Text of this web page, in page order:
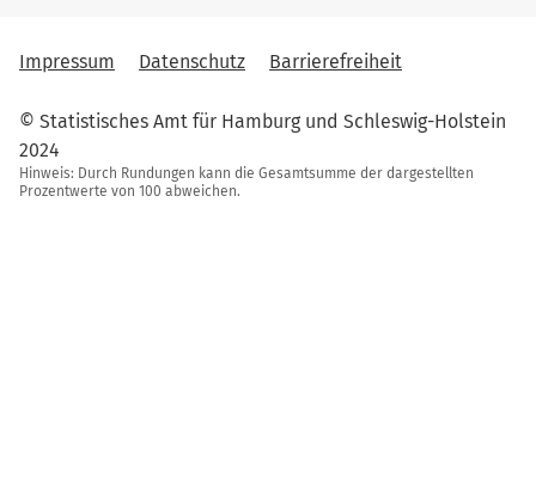
Impressum Datenschutz Barrierefreiheit
© Statistisches Amt für Hamburg und Schleswig-Holstein
2024
Hinweis: Durch Rundungen kann die Gesamtsumme der dargestellten
Prozentwerte von 100 abweichen.